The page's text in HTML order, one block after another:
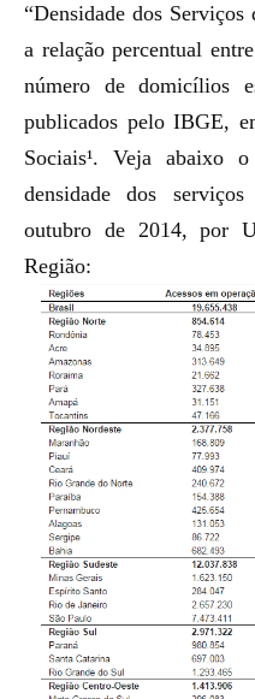
“Densidade dos
a relação percentual
número de domicílios
publicados pelo IBGE,
Sociais¹. Veja abaixo
densidade dos
outubro de 2014, por
Região: